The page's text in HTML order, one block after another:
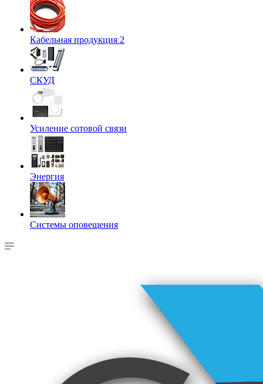
Кабельная продукция 2
СКУД
Усиление сотовой связи
Энергия
Системы оповещения